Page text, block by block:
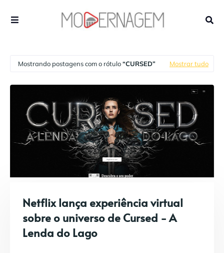
Mostrando postagens com o rótulo CURSED Mostrar tudo
Netflix lança experiência virtual
sobre o universo de Cursed - A
Lenda do Lago